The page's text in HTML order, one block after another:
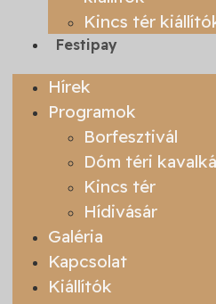
Kincs tér
Festipay
Hírek
Programok
Borfesztivál
Dóm téri
Kincs tér
Hídivásár
Galéria
Kapcsolat
Kiállítók